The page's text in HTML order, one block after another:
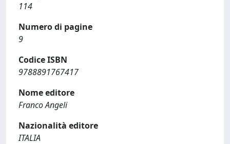
114
Numero di pagine
9
Codice ISBN
9788891767417
Nome editore
Franco Angeli
Nazionalità editore
ITALIA